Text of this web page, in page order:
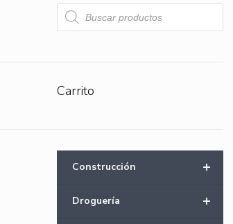
Búsqueda
de
productos
Carrito
+
Construcción
+
Droguería